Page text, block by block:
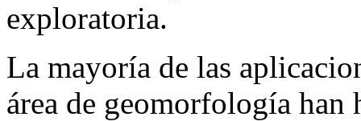
exploratoria.
La mayoría de las
área de geomorfología han